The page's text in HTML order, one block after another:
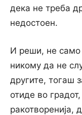
дека не треба
недостоен.
И реши, не само
никому да не
другите, тогаш
отиде во
ракотворенија,